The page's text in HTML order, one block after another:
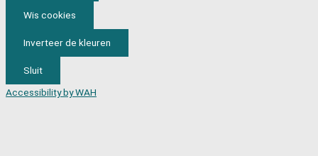
Wis cookies
Inverteer de kleuren
Sluit
Accessibility by WAH